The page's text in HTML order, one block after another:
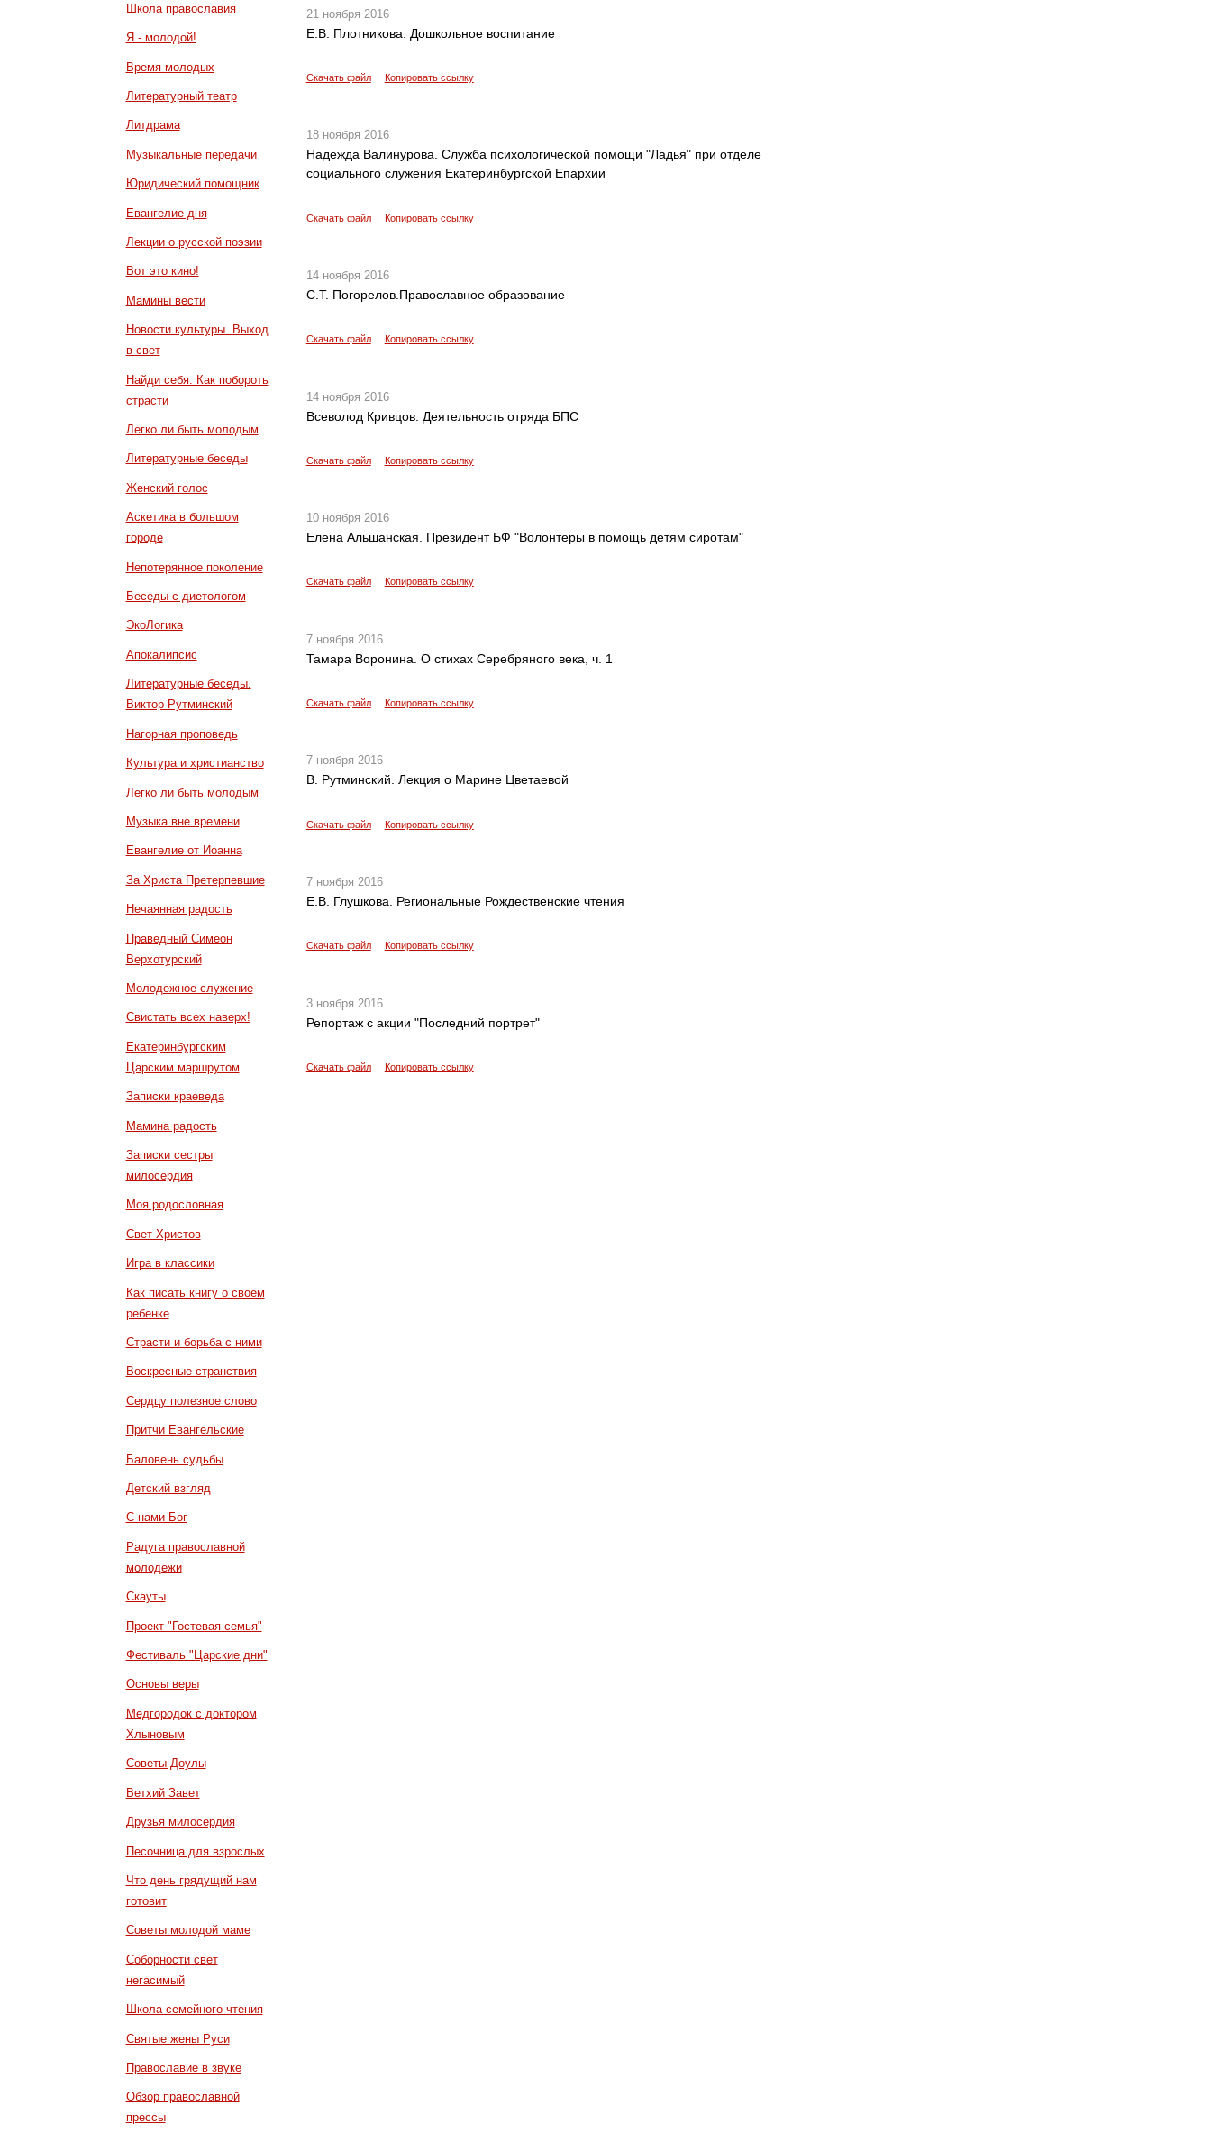
Школа православия
Я - молодой!
Время молодых
Литературный театр
Литдрама
Музыкальные передачи
Юридический помощник
Евангелие дня
Лекции о русской поэзии
Вот это кино!
Мамины вести
Новости культуры. Выход
в свет
Найди себя. Как побороть
страсти
Легко ли быть молодым
Литературные беседы
Женский голос
Аскетика в большом
городе
Непотерянное поколение
Беседы с диетологом
ЭкоЛогика
Апокалипсис
Литературные беседы.
Виктор Рутминский
Нагорная проповедь
Культура и христианство
Легко ли быть молодым
Музыка вне времени
Евангелие от Иоанна
За Христа Претерпевшие
Нечаянная радость
Праведный Симеон
Верхотурский
Молодежное служение
Свистать всех наверх!
Екатеринбургским
Царским маршрутом
Записки краеведа
Мамина радость
Записки сестры
милосердия
Моя родословная
Свет Христов
Игра в классики
Как писать книгу о своем
ребенке
Страсти и борьба с ними
Воскресные странствия
Сердцу полезное слово
Притчи Евангельские
Баловень судьбы
Детский взгляд
С нами Бог
Радуга православной
молодежи
Скауты
Проект "Гостевая семья"
Фестиваль "Царские дни"
Основы веры
Медгородок с доктором
Хлыновым
Советы Доулы
Ветхий Завет
Друзья милосердия
Песочница для взрослых
Что день грядущий нам
готовит
Советы молодой маме
Соборности свет
негасимый
Школа семейного чтения
Святые жены Руси
Православие в звуке
Обзор православной
прессы
21 ноября 2016
Е.В. Плотникова. Дошкольное воспитание
Скачать файл| Копировать ссылку
18 ноября 2016
Надежда Валинурова. Служба психологической помощи "Ладья" при отделе
социального служения Екатеринбургской Епархии
Скачать файл| Копировать ссылку
14 ноября 2016
С.Т. Погорелов.Православное образование
Скачать файл| Копировать ссылку
14 ноября 2016
Всеволод Кривцов. Деятельность отряда БПС
Скачать файл| Копировать ссылку
10 ноября 2016
Елена Альшанская. Президент БФ "Волонтеры в помощь детям сиротам"
Скачать файл| Копировать ссылку
7 ноября 2016
Тамара Воронина. О стихах Серебряного века, ч. 1
Скачать файл| Копировать ссылку
7 ноября 2016
В. Рутминский. Лекция о Марине Цветаевой
Скачать файл| Копировать ссылку
7 ноября 2016
Е.В. Глушкова. Региональные Рождественские чтения
Скачать файл| Копировать ссылку
3 ноября 2016
Репортаж с акции "Последний портрет"
Скачать файл| Копировать ссылку